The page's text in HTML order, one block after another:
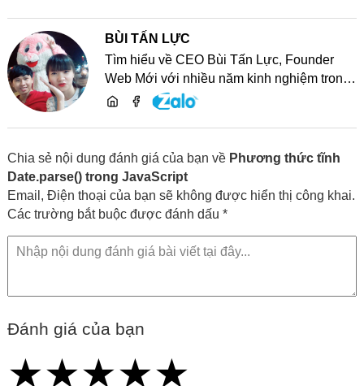
BÙI TẤN LỰC
Tìm hiểu về CEO Bùi Tấn Lực, Founder
Web Mới với nhiều năm kinh nghiệm trong
lĩnh vực phát triển website, SEO và chia sẻ
Chia sẻ nội dung đánh giá của bạn về Phương thức tĩnh
Date.parse() trong JavaScript
Email, Điện thoại của bạn sẽ không được hiển thị công khai.
Các trường bắt buộc được đánh dấu *
Đánh giá của bạn
★
★★
★★★
★★★★
★★★★★